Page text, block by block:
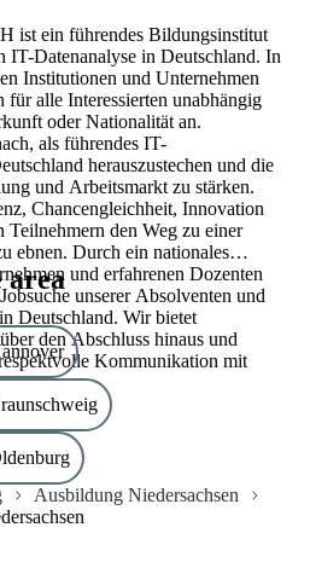
ist ein führendes Bildungsinstitut
Datenanalyse in Deutschland. In
Institutionen und Unternehmen
alle Interessierten unabhängig
oder Nationalität an.
als führendes IT-
herauszustechen und die
und Arbeitsmarkt zu stärken.
Chancengleichheit, Innovation
Teilnehmern den Weg zu einer
ebnen. Durch ein nationales
und erfahrenen Dozenten
unserer Absolventen und
Deutschland. Wir bietet
den Abschluss hinaus und
Kommunikation mit
area
Ausbildung Niedersachsen